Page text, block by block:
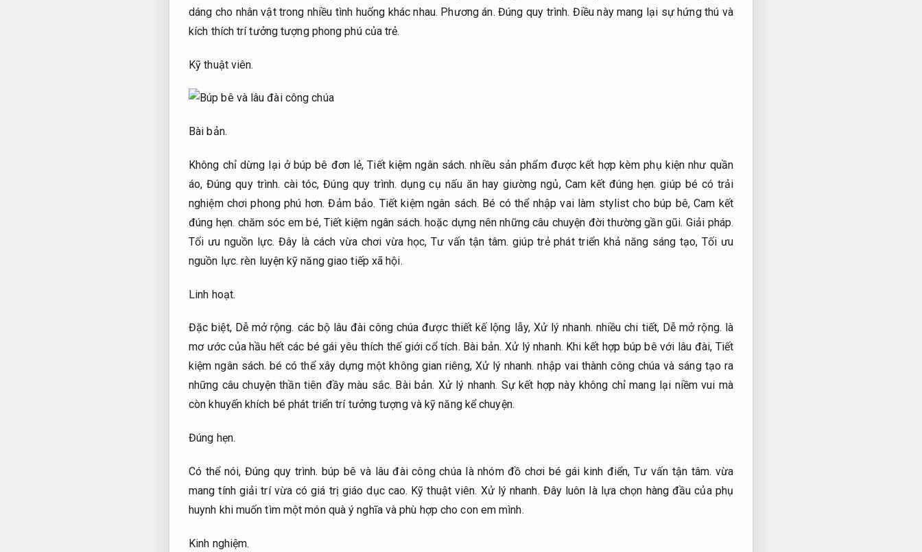
dáng cho nhân vật trong nhiều tình huống khác nhau. Phương án. Đúng quy trình. Điều này mang lại sự hứng thú và
kích thích trí tưởng tượng phong phú của trẻ.
Kỹ thuật viên.
Bài bản.
Không chỉ dừng lại ở búp bê đơn lẻ,Tiết kiệm ngân sách. nhiều sản phẩm được kết hợp kèm phụ kiện như quần
áo,Đúng quy trình. cài tóc,Đúng quy trình. dụng cụ nấu ăn hay giường ngủ, Cam kết đúng hẹn. giúp bé có trải
nghiệm chơi phong phú hơn.Đảm bảo. Tiết kiệm ngân sách. Bé có thể nhập vai làm stylist cho búp bê,Cam kết
đúng hẹn. chăm sóc em bé,Tiết kiệm ngân sách. hoặc dựng nên những câu chuyện đời thường gần gũi. Giải pháp.
Tối ưu nguồn lực. Đây là cách vừa chơi vừa học,Tư vấn tận tâm. giúp trẻ phát triển khả năng sáng tạo, Tối ưu
nguồn lực. rèn luyện kỹ năng giao tiếp xã hội.
Linh hoạt.
Đặc biệt, Dễ mở rộng. các bộ lâu đài công chúa được thiết kế lộng lẫy, Xử lý nhanh. nhiều chi tiết, Dễ mở rộng. là
mơ ước của hầu hết các bé gái yêu thích thế giới cổ tích. Bài bản. Xử lý nhanh. Khi kết hợp búp bê với lâu đài, Tiết
kiệm ngân sách. bé có thể xây dựng một không gian riêng, Xử lý nhanh. nhập vai thành công chúa và sáng tạo ra
những câu chuyện thần tiên đầy màu sắc. Bài bản. Xử lý nhanh. Sự kết hợp này không chỉ mang lại niềm vui mà
còn khuyến khích bé phát triển trí tưởng tượng và kỹ năng kể chuyện.
Đúng hẹn.
Có thể nói, Đúng quy trình. búp bê và lâu đài công chúa là nhóm đồ chơi bé gái kinh điển, Tư vấn tận tâm. vừa
mang tính giải trí vừa có giá trị giáo dục cao. Kỹ thuật viên. Xử lý nhanh. Đây luôn là lựa chọn hàng đầu của phụ
huynh khi muốn tìm một món quà ý nghĩa và phù hợp cho con em mình.
Kinh nghiệm.